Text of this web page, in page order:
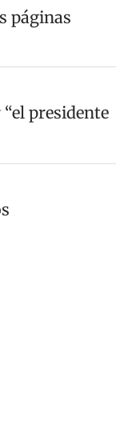
páginas
presidente